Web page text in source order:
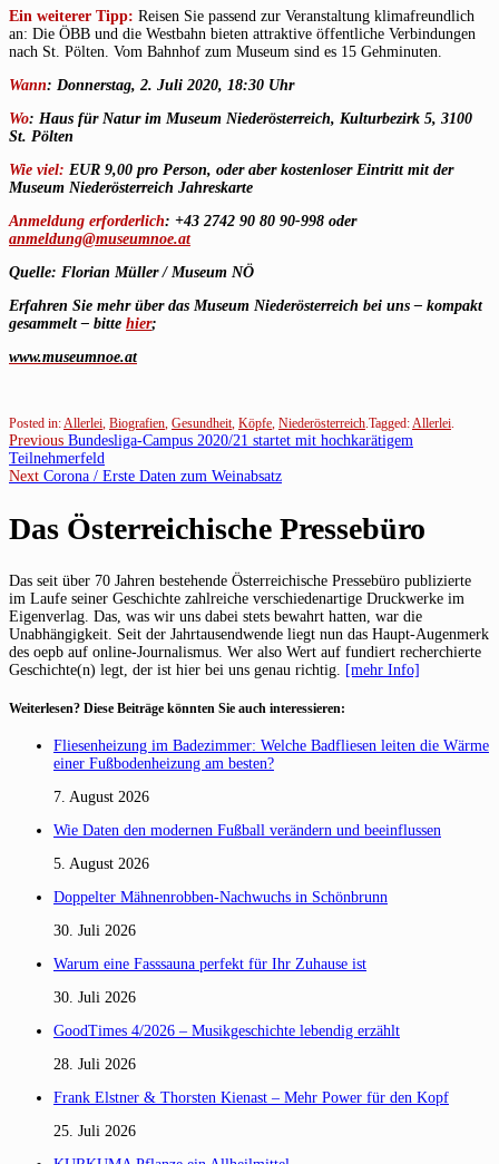
Ein weiterer Tipp: Reisen Sie passend zur Veranstaltung klimafreundlich
an: Die ÖBB und die Westbahn bieten attraktive öffentliche Verbindungen
nach St. Pölten. Vom Bahnhof zum Museum sind es 15 Gehminuten.
Wann: Donnerstag, 2. Juli 2020, 18:30 Uhr
Wo: Haus für Natur im Museum Niederösterreich, Kulturbezirk 5, 3100
St. Pölten
Wie viel: EUR 9,00 pro Person, oder aber kostenloser Eintritt mit der
Museum Niederösterreich Jahreskarte
Anmeldung erforderlich: +43 2742 90 80 90-998 oder
anmeldung@museumnoe.at
Quelle: Florian Müller / Museum NÖ
Erfahren Sie mehr über das Museum Niederösterreich bei uns – kompakt
gesammelt – bitte hier;
www.museumnoe.at
Posted in: Allerlei Biografien Gesundheit Köpfe Niederösterreich Tagged: Allerlei
Beitragsnavigation
Previous Previous
post:
Bundesliga-Campus 2020/21 startet mit hochkarätigem
Teilnehmerfeld
Next Next
Corona / Erste Daten zum Weinabsatz
Das Österreichische Pressebüro
Das seit über 70 Jahren bestehende Österreichische Pressebüro publizierte
im Laufe seiner Geschichte zahlreiche verschiedenartige Druckwerke im
Eigenverlag. Das, was wir uns dabei stets bewahrt hatten, war die
Unabhängigkeit. Seit der Jahrtausendwende liegt nun das Haupt-Augenmerk
des oepb auf online-Journalismus. Wer also Wert auf fundiert recherchierte
Geschichte(n) legt, der ist hier bei uns genau richtig. [mehr Info]
Weiterlesen? Diese Beiträge könnten Sie auch interessieren:
Fliesenheizung im Badezimmer: Welche Badfliesen leiten die Wärme
einer Fußbodenheizung am besten?
7. August 2026
Wie Daten den modernen Fußball verändern und beeinflussen
5. August 2026
Doppelter Mähnenrobben-Nachwuchs in Schönbrunn
30. Juli 2026
Warum eine Fasssauna perfekt für Ihr Zuhause ist
30. Juli 2026
GoodTimes 4/2026 – Musikgeschichte lebendig erzählt
28. Juli 2026
Frank Elstner & Thorsten Kienast – Mehr Power für den Kopf
25. Juli 2026